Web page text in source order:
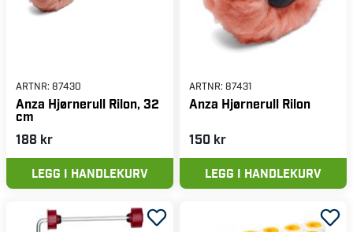
ARTNR: 87430
Anza Hjørnerull Rilon, 32
cm
188 kr
LEGG I HANDLEKURV
ARTNR: 87431
Anza Hjørnerull Rilon
150 kr
LEGG I HANDLEKURV